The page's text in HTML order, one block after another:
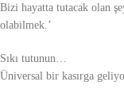
Bizi hayatta tutacak olan
olabilmek.’
Sıkı tutunun…
Üniversal bir kasırga